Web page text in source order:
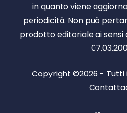
in quanto viene
periodicità. Non può
prodotto editoriale ai sensi
Copyright ©2026 - Tutti